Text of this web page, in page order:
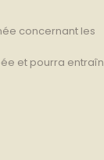
concernant les
et pourra